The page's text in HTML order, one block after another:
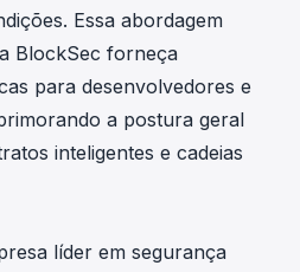
Essa abordagem
BlockSec forneça
para desenvolvedores e
a postura geral
inteligentes e cadeias
líder em segurança